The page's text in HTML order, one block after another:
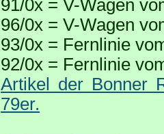
91/0x = V-Wagen
96/0x = V-Wagen
93/0x = Fernlinie
92/0x = Fernlinie
Artikel der Bonner
79er.